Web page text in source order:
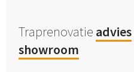
Traprenovatie advies
showroom